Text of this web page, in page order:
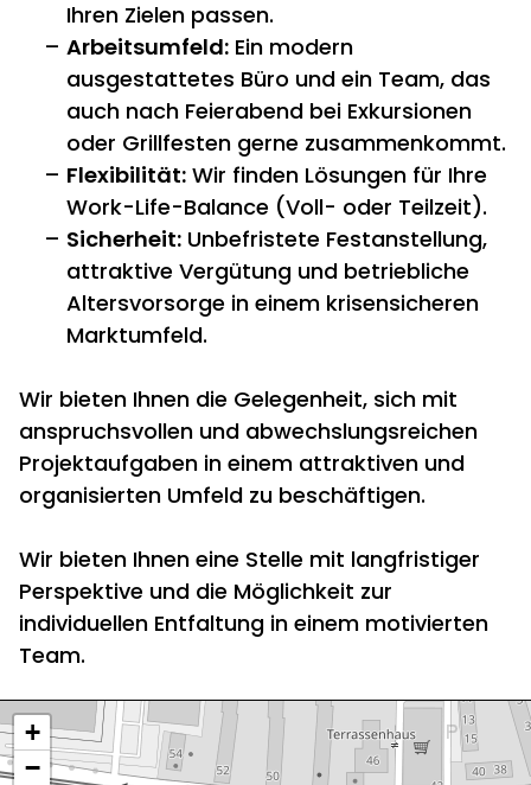
Ihren Zielen passen.
Arbeitsumfeld: Ein modern
ausgestattetes Büro und ein Team, das
auch nach Feierabend bei Exkursionen
oder Grillfesten gerne zusammenkommt.
Flexibilität: Wir finden Lösungen für Ihre
Work-Life-Balance (Voll- oder Teilzeit).
Sicherheit: Unbefristete Festanstellung,
attraktive Vergütung und betriebliche
Altersvorsorge in einem krisensicheren
Marktumfeld.
Wir bieten Ihnen die Gelegenheit, sich mit
anspruchsvollen und abwechslungsreichen
Projektaufgaben in einem attraktiven und
organisierten Umfeld zu beschäftigen.
Wir bieten Ihnen eine Stelle mit langfristiger
Perspektive und die Möglichkeit zur
individuellen Entfaltung in einem motivierten
Team.
+
−